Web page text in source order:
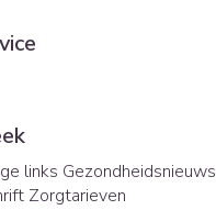
links Gezondheidsnieuws
Zorgtarieven